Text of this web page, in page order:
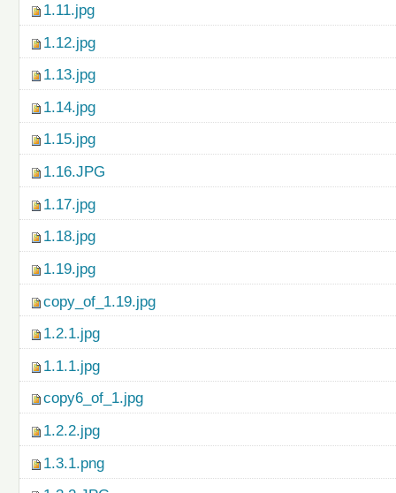
1.11.jpg
1.12.jpg
1.13.jpg
1.14.jpg
1.15.jpg
1.16.JPG
1.17.jpg
1.18.jpg
1.19.jpg
copy_of_1.19.jpg
1.2.1.jpg
1.1.1.jpg
copy6_of_1.jpg
1.2.2.jpg
1.3.1.png